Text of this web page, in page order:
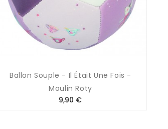
Ballon Souple - Il Était Une Fois -
Moulin Roty
9,90 €Prix